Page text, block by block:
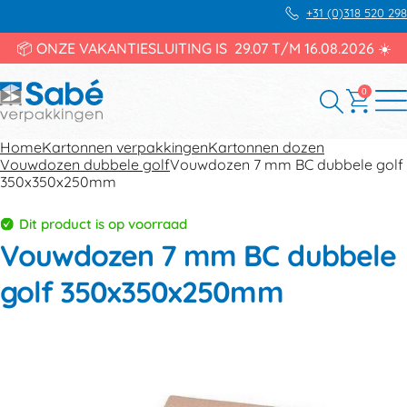
+31 (0)318 520 298
📦 ONZE VAKANTIESLUITING IS 29.07 T/M 16.08.2026 ☀️
0
HomeKartonnen verpakkingenKartonnen dozen
Vouwdozen dubbele golfVouwdozen 7 mm BC dubbele golf
350x350x250mm
Dit product is op voorraad
Vouwdozen 7 mm BC dubbele
golf 350x350x250mm